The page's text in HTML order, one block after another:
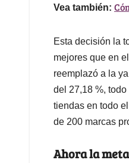
Vea también:
Esta decisión la
mejores que en
reemplazó a la
del 27,18 %,
tiendas en todo
de 200 marcas
Ahora la